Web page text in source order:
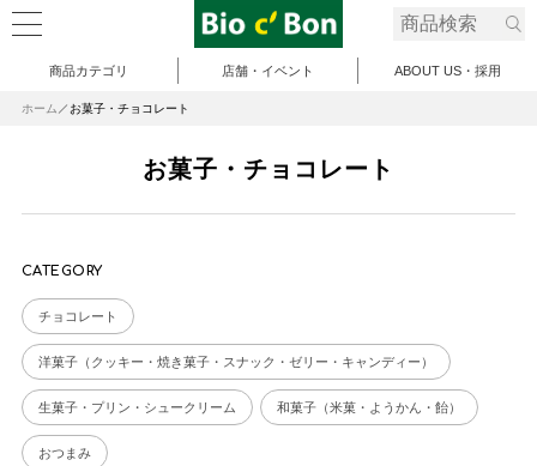
商品カテゴリ 店舗・イベント ABOUT US・採用
ホーム お菓子・チョコレート
お菓子・チョコレート
CATEGORY
チョコレート
洋菓子（クッキー・焼き菓子・スナック・ゼリー・キャンディー）
生菓子・プリン・シュークリーム 和菓子（米菓・ようかん・飴）
おつまみ